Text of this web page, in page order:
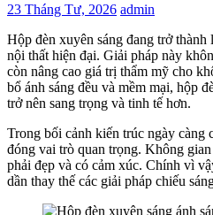
23 Tháng Tư, 2026 admin
Hộp đèn xuyên sáng đang trở
nội thất hiện đại. Giải pháp này
còn nâng cao giá trị thẩm mỹ cho
bổ ánh sáng đều và mềm mại, hộp
trở nên sang trọng và tinh tế hơn.
Trong bối cảnh kiến trúc ngày càng
đóng vai trò quan trọng. Không
phải đẹp và có cảm xúc. Chính vì
dần thay thế các giải pháp chiếu